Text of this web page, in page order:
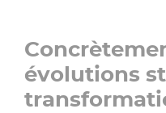
évolutions